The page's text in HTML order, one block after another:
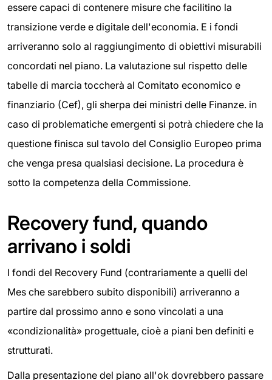
essere capaci di contenere misure che facilitino la
transizione verde e digitale dell'economia. E i fondi
arriveranno solo al raggiungimento di obiettivi misurabili
concordati nel piano. La valutazione sul rispetto delle
tabelle di marcia toccherà al Comitato economico e
finanziario (Cef), gli sherpa dei ministri delle Finanze. in
caso di problematiche emergenti si potrà chiedere che la
questione finisca sul tavolo del Consiglio Europeo prima
che venga presa qualsiasi decisione. La procedura è
sotto la competenza della Commissione.
Recovery fund, quando
arrivano i soldi
I fondi del Recovery Fund (contrariamente a quelli del
Mes che sarebbero subito disponibili) arriveranno a
partire dal prossimo anno e sono vincolati a una
«condizionalità» progettuale, cioè a piani ben definiti e
strutturati.
Dalla presentazione del piano all'ok dovrebbero passare